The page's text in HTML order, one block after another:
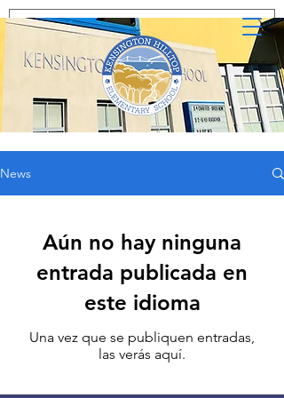
News
Aún no hay ninguna
entrada publicada en
este idioma
Una vez que se publiquen entradas,
las verás aquí.